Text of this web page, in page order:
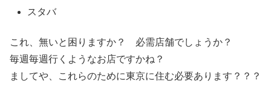
スタバ
これ、無いと困りますか？ 必需店舗でしょうか？
毎週毎週行くようなお店ですかね？
ましてや、これらのために東京に住む必要あります？？？